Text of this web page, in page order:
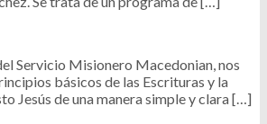
Servicio Misionero Macedonian, nos
básicos de las Escrituras y la
Jesús de una manera simple y clara […]